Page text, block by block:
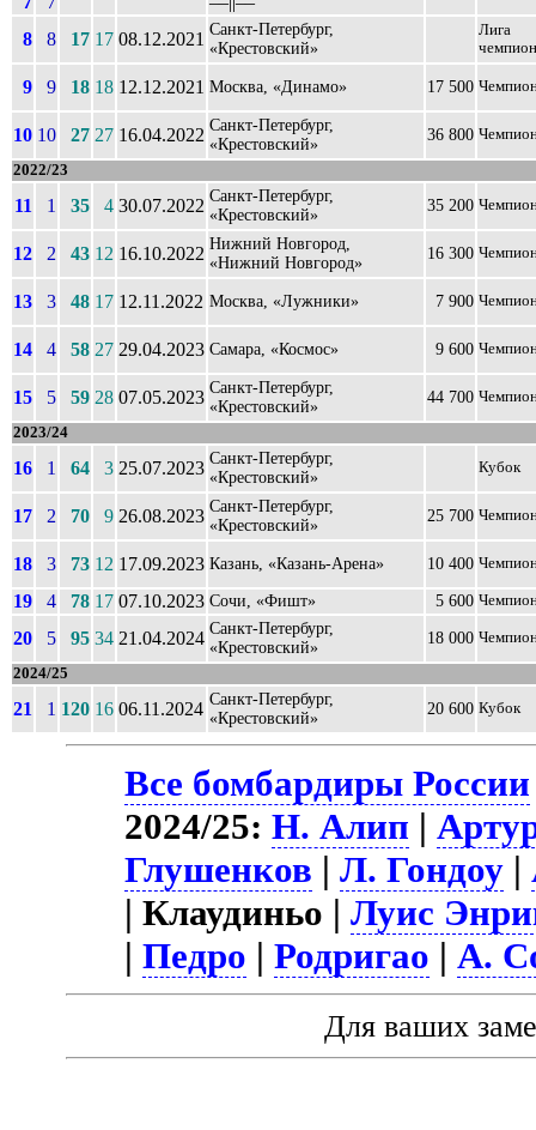
8
8 17 17 08.12.2021 Санкт-Петербург,
«Крестовский»
Лига
9 9 18 18 12.12.2021 Москва, «Динамо» 17 500
10 10 27 27 16.04.2022 Санкт-Петербург,
«Крестовский»
36 800
2022/23
11 1 35 4 30.07.2022 Санкт-Петербург,
«Крестовский»
35 200
12 2 43 12 16.10.2022 Нижний Новгород,
«Нижний Новгород»
16 300
13 3 48 17 12.11.2022 Москва, «Лужники» 7 900
14 4 58 27 29.04.2023 Самара, «Космос» 9 600
15 5 59 28 07.05.2023 Санкт-Петербург,
«Крестовский»
44 700
2023/24
16 1 64 3 25.07.2023 Санкт-Петербург,
«Крестовский»
Кубок
17 2 70 9 26.08.2023 Санкт-Петербург,
«Крестовский»
25 700
18 3 73 12 17.09.2023 Казань, «Казань-Арена» 10 400
19 4 78 17 07.10.2023 Сочи, «Фишт» 5 600
20 5 95 34 21.04.2024 Санкт-Петербург,
«Крестовский»
18 000
2024/25
21 1 120 16 06.11.2024 Санкт-Петербург,
«Крестовский»
20 600 Кубок
Все бомбардиры России
2024/25:Н. Алип |
Глушенков |Л. Гондоу |
| Клаудиньо |Луис
|Педро |Родригао |А.
Для ваших